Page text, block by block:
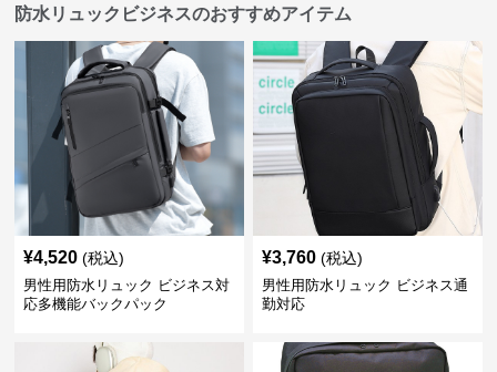
防水リュックビジネスのおすすめアイテム
¥4,520 (税込)
男性用防水リュック ビジネス対
応多機能バックパック
¥3,760 (税込)
男性用防水リュック ビジネス通
勤対応